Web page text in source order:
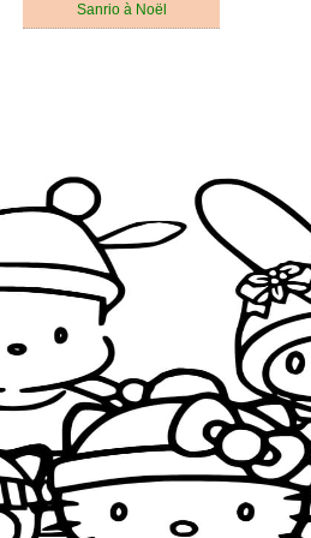
Sanrio à Noël